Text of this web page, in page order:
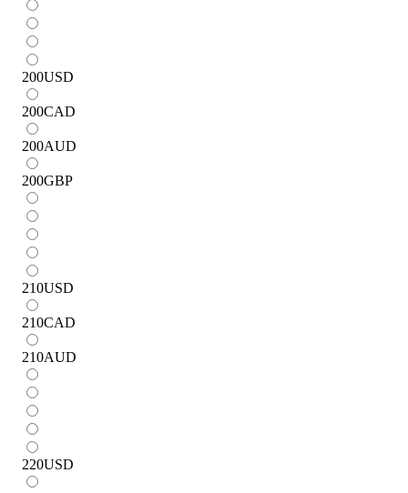
200USD
200CAD
200AUD
200GBP
210USD
210CAD
210AUD
220USD